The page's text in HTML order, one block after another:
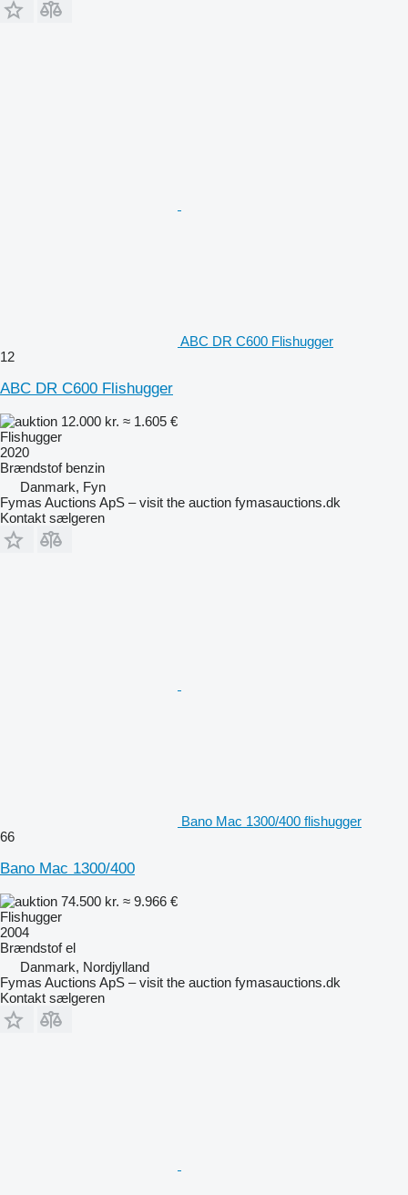
ABC DR C600 Flishugger
12
ABC DR C600 Flishugger
12.000 kr. ≈ 1.605 €
Flishugger
2020
Brændstof benzin
Danmark, Fyn
Fymas Auctions ApS – visit the auction fymasauctions.dk
Kontakt sælgeren
Bano Mac 1300/400 flishugger
66
Bano Mac 1300/400
74.500 kr. ≈ 9.966 €
Flishugger
2004
Brændstof el
Danmark, Nordjylland
Fymas Auctions ApS – visit the auction fymasauctions.dk
Kontakt sælgeren